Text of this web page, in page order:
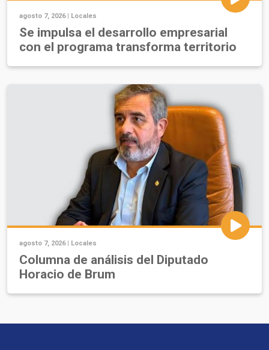
agosto 7, 2026 | Locales
Se impulsa el desarrollo empresarial
con el programa transforma territorio
agosto 7, 2026 | Locales
Columna de análisis del Diputado
Horacio de Brum